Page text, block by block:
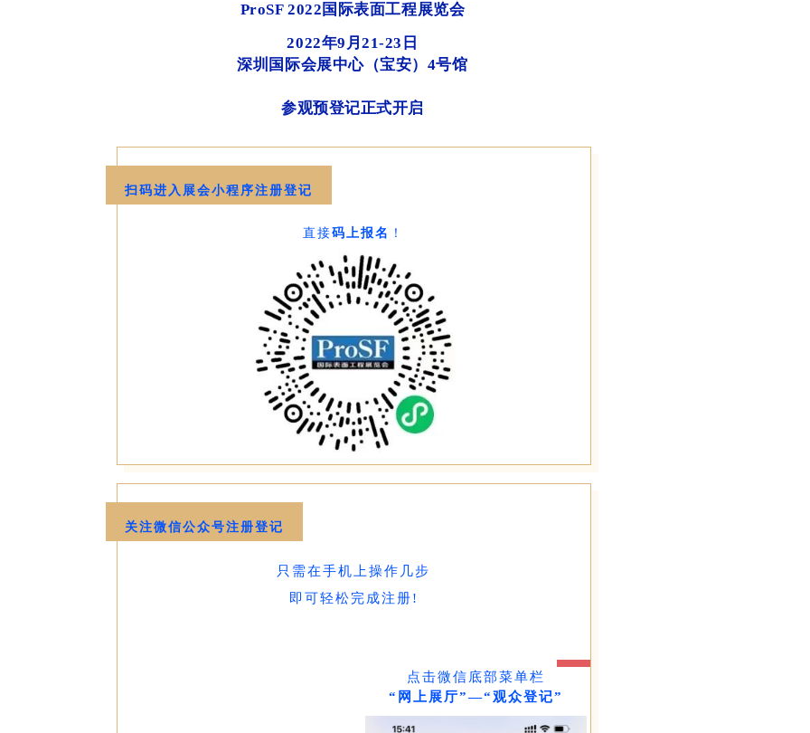
ProSF 2022国际表面工程展览会
2022年9月21-23日
深圳国际会展中心（宝安）4号馆
参观预登记正式开启
扫码进入展会小程序注册登记
直接码上报名 ！
关注微信公众号注册登记
只需在手机上操作几步
即可轻松完成注册!
点击微信底部菜单栏
“网上展厅”—“观众登记”